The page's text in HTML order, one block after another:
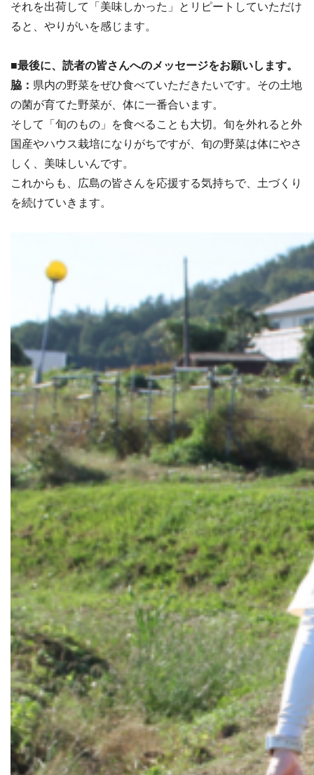
それを出荷して「美味しかった」とリピートしていただけ
ると、やりがいを感じます。
■最後に、読者の皆さんへのメッセージをお願いします。
脇： 県内の野菜をぜひ食べていただきたいです。その土地
の菌が育てた野菜が、体に一番合います。
そして「旬のもの」を食べることも大切。旬を外れると外
国産やハウス栽培になりがちですが、旬の野菜は体にやさ
しく、美味しいんです。
これからも、広島の皆さんを応援する気持ちで、土づくり
を続けていきます。